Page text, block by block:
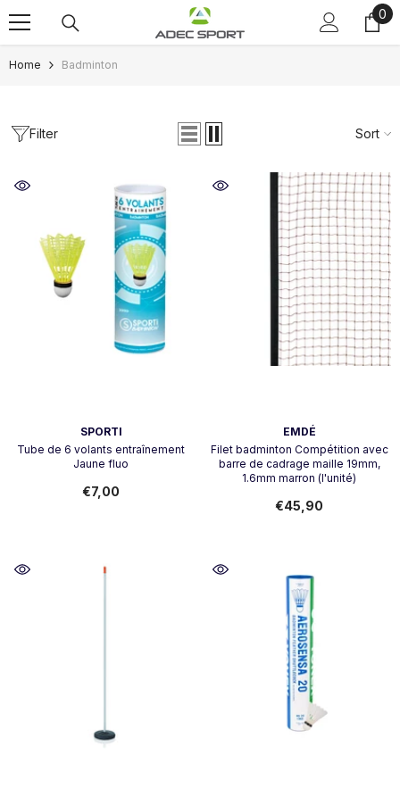
Skip to content 0
0
Home Badminton
Filter Sort
SPORTI
Tube de 6 volants entraînement
Jaune fluo
€7,00
EMDÉ
Filet badminton Compétition avec
barre de cadrage maille 19mm,
1.6mm marron (l'unité)
€45,90